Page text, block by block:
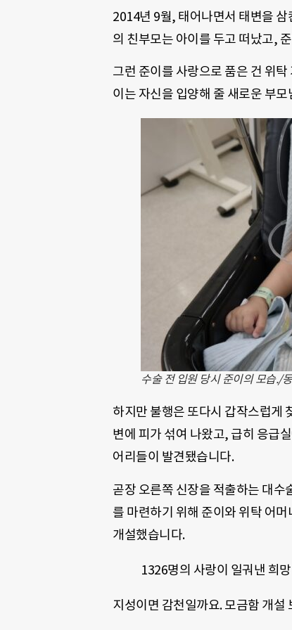
2014년 9월, 태어나면서 태변을 삼
의 친부모는 아이를 두고 떠났고,
그런 준이를 사랑으로 품은 건 위
이는 자신을 입양해 줄 새로운 부
수술 전 입원 당시 준이의 모습./
하지만 불행은 또다시 갑작스럽게
변에 피가 섞여 나왔고, 급히 응급
어리들이 발견됐습니다.
곧장 오른쪽 신장을 적출하는 대수
를 마련하기 위해 준이와 위탁 어
개설했습니다.
1326명의 사랑이 일궈낸 희망
지성이면 감천일까요. 모금함 개설